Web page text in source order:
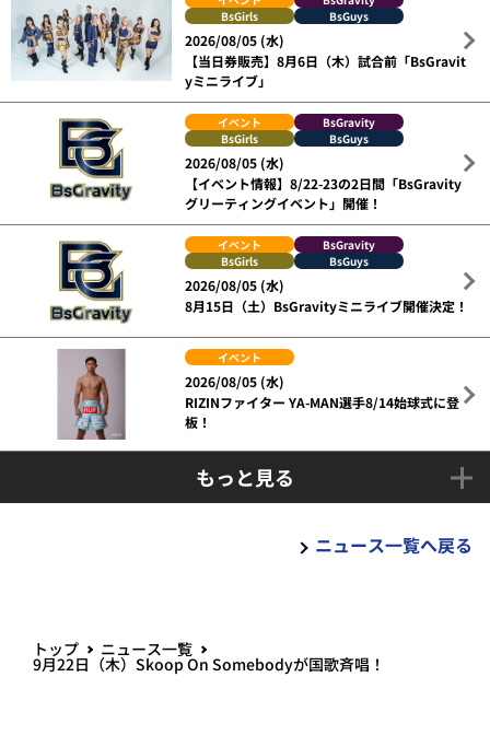
BsGirls
BsGuys
2026/08/05 (水)
【当日券販売】8月6日（木）試合前「BsGravit
yミニライブ」
イベント
BsGravity
BsGirls
BsGuys
2026/08/05 (水)
【イベント情報】8/22-23の2日間「BsGravity
グリーティングイベント」開催！
イベント
BsGravity
BsGirls
BsGuys
2026/08/05 (水)
8月15日（土）BsGravityミニライブ開催決定！
イベント
2026/08/05 (水)
RIZINファイター YA-MAN選手8/14始球式に登
板！
もっと見る
ニュース一覧へ戻る
トップ ニュース一覧
9月22日（木）Skoop On Somebodyが国歌斉唱！